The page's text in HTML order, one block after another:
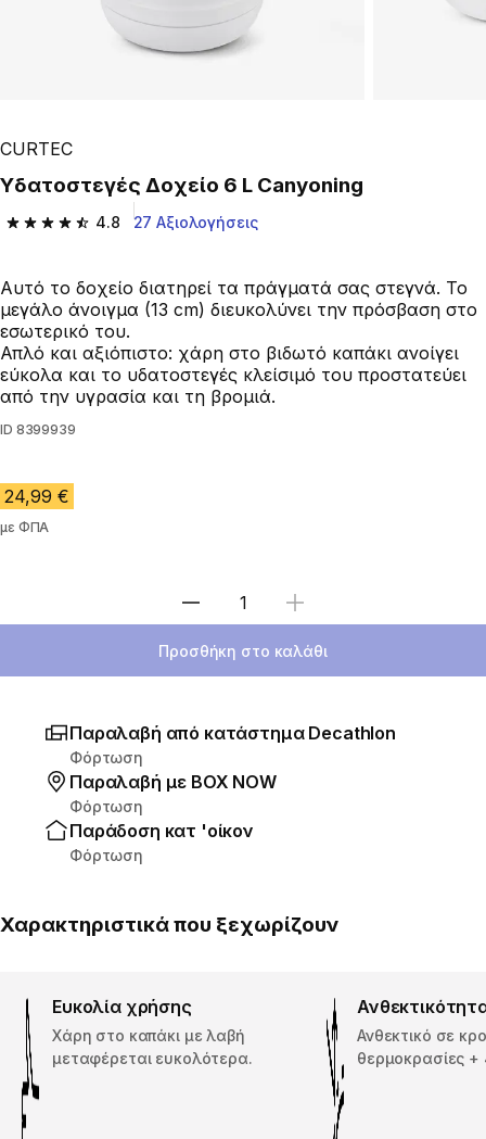
CURTEC
Υδατοστεγές Δοχείο 6 L Canyoning
4.8
4.8 out of 5 stars from 27 reviews
27 Αξιολογήσεις
Αυτό το δοχείο διατηρεί τα πράγματά σας στεγνά. Το
μεγάλο άνοιγμα (13 cm) διευκολύνει την πρόσβαση στο
εσωτερικό του.
Απλό και αξιόπιστο: χάρη στο βιδωτό καπάκι ανοίγει
εύκολα και το υδατοστεγές κλείσιμό του προστατεύει
από την υγρασία και τη βρομιά.
ID 8399939
24,99 €
με ΦΠΑ
Επιλέξτε ποσότητα
Προσθήκη στο καλάθι
Παραλαβή από κατάστημα Decathlon
Φόρτωση
Παραλαβή με ΒΟΧ ΝΟW
Φόρτωση
Παράδοση κατ 'οίκον
Φόρτωση
Χαρακτηριστικά που ξεχωρίζουν
Ευκολία χρήσης
Χάρη στο καπάκι με λαβή
μεταφέρεται ευκολότερα.
Ανθεκτικό σε
θερμοκρασίες +